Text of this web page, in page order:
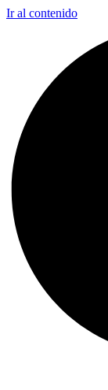
Ir al contenido